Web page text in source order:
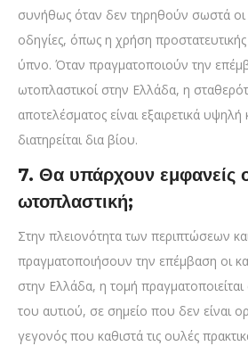
συνήθως όταν δεν τηρηθούν σωστά οι
οδηγίες, όπως η χρήση
ύπνο. Όταν πραγματοποιούν την
ωτοπλαστικοί στην Ελλάδα, η
αποτελέσματος είναι εξαιρετικά υψηλή
διατηρείται δια βίου.
7. Θα υπάρχουν εμφανείς
ωτοπλαστική;
Στην πλειονότητα των περιπτώσεων
πραγματοποιήσουν την επέμβαση οι
στην Ελλάδα, η τομή
του αυτιού, σε σημείο που δεν είναι
γεγονός που καθιστά τις ουλές